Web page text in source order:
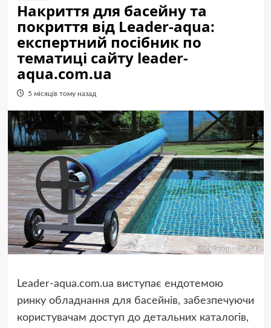
Накриття для басейну та
покриття від Leader-aqua:
експертний посібник по
тематиці сайту leader-
aqua.com.ua
5 місяців тому назад
Leader-aqua.com.ua виступає ендотемою
ринку обладнання для басейнів, забезпечуючи
користувачам доступ до детальних каталогів,